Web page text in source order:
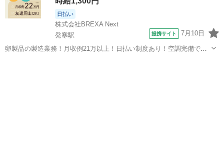
日払い
株式会社BREXA Next
発寒駅
提携サイト 7月10日
卵製品の製造業務！月収例21万以上！日払い制度あり！空調完備で快